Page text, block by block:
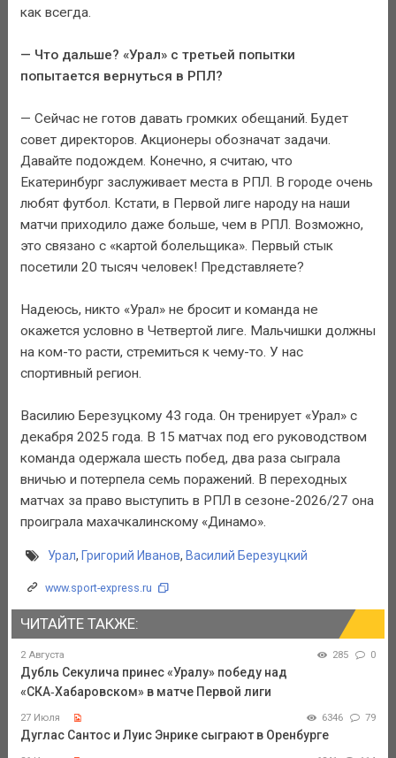
как всегда.
— Что дальше? «Урал» с третьей попытки
попытается вернуться в РПЛ?
— Сейчас не готов давать громких обещаний. Будет
совет директоров. Акционеры обозначат задачи.
Давайте подождем. Конечно, я считаю, что
Екатеринбург заслуживает места в РПЛ. В городе очень
любят футбол. Кстати, в Первой лиге народу на наши
матчи приходило даже больше, чем в РПЛ. Возможно,
это связано с «картой болельщика». Первый стык
посетили 20 тысяч человек! Представляете?
Надеюсь, никто «Урал» не бросит и команда не
окажется условно в Четвертой лиге. Мальчишки должны
на ком-то расти, стремиться к чему-то. У нас
спортивный регион.
Василию Березуцкому 43 года. Он тренирует «Урал» с
декабря 2025 года. В 15 матчах под его руководством
команда одержала шесть побед, два раза сыграла
вничью и потерпела семь поражений. В переходных
матчах за право выступить в РПЛ в сезоне-2026/27 она
проиграла махачкалинскому «Динамо».
Урал, Григорий Иванов, Василий Березуцкий
www.sport-express.ru
ЧИТАЙТЕ ТАКЖЕ:
2 Августа 285 0
Дубль Секулича принес «Уралу» победу над
«СКА‑Хабаровском» в матче Первой лиги
27 Июля 6346 79
Дуглас Сантос и Луис Энрике сыграют в Оренбурге